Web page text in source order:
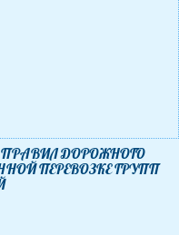
ДОРОЖНОГО
ПЕРЕВОЗКЕ ГРУПП